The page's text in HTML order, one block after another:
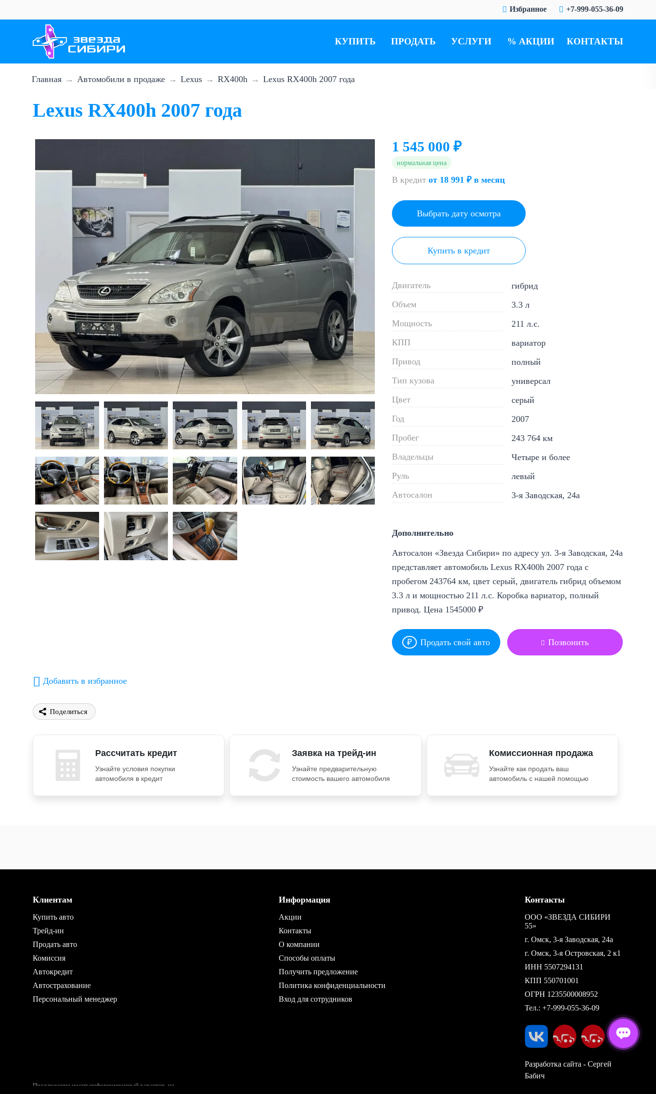
+7-999-055-36-09
Избранное
КУПИТЬ ПРОДАТЬ УСЛУГИ АКЦИИ КОНТАКТЫ
Главная Автомобили в продаже Lexus RX400h Lexus RX400h 2007 года
Lexus RX400h 2007 года
1 545 000 ₽
нормальная цена
В кредит от 18 991 ₽ в месяц
Выбрать дату осмотра
Купить в кредит
Двигатель
гибрид
Объем
3.3 л
Мощность
211 л.с.
КПП
вариатор
Привод
полный
Тип кузова
универсал
Цвет
серый
Год
2007
Пробег
243 764 км
Владельцы
Четыре и более
Руль
левый
Автосалон
3-я Заводская, 24а
Дополнительно
Автосалон «Звезда Сибири» по адресу ул. 3-я Заводская, 24а
представляет автомобиль Lexus RX400h 2007 года с
пробегом 243764 км, цвет серый, двигатель гибрид объемом
3.3 л и мощностью 211 л.с. Коробка вариатор, полный
привод. Цена 1545000 ₽
Продать свой авто Позвонить
Добавить в избранное
Поделиться
Рассчитать кредит
Узнайте условия покупки
автомобиля в кредит
Заявка на трейд-ин
Узнайте предварительную
стоимость вашего автомобиля
Комиссионная продажа
Узнайте как продать ваш
автомобиль с нашей помощью
Клиентам
Купить авто
Трейд-ин
Продать авто
Комиссия
Автокредит
Автострахование
Персональный менеджер
Информация
Акции
Контакты
О компании
Способы оплаты
Получить предложение
Политика конфиденциальности
Вход для сотрудников
Контакты
ООО «ЗВЕЗДА СИБИРИ
55»
г. Омск, 3-я Заводская, 24а
г. Омск, 3-я Островская, 2 к1
ИНН 5507294131
КПП 550701001
ОГРН 1235500008952
Тел.:+7-999-055-36-09
Разработка сайта - Сергей
Бабич
Предложение носит информационный характер, не